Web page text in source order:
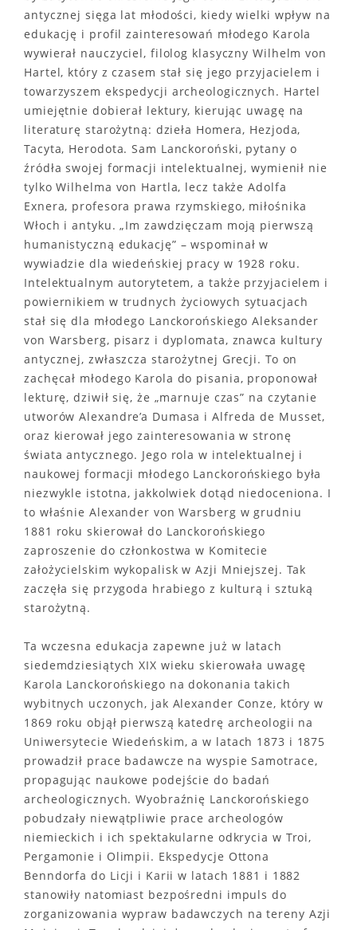
antycznej sięga lat młodości, kiedy wielki wpływ na
edukację i profil zainteresowań młodego Karola
wywierał nauczyciel, filolog klasyczny Wilhelm von
Hartel, który z czasem stał się jego przyjacielem i
towarzyszem ekspedycji archeologicznych. Hartel
umiejętnie dobierał lektury, kierując uwagę na
literaturę starożytną: dzieła Homera, Hezjoda,
Tacyta, Herodota. Sam Lanckoroński, pytany o
źródła swojej formacji intelektualnej, wymienił nie
tylko Wilhelma von Hartla, lecz także Adolfa
Exnera, profesora prawa rzymskiego, miłośnika
Włoch i antyku. „Im zawdzięczam moją pierwszą
humanistyczną edukację” – wspominał w
wywiadzie dla wiedeńskiej pracy w 1928 roku.
Intelektualnym autorytetem, a także przyjacielem i
powiernikiem w trudnych życiowych sytuacjach
stał się dla młodego Lanckorońskiego Aleksander
von Warsberg, pisarz i dyplomata, znawca kultury
antycznej, zwłaszcza starożytnej Grecji. To on
zachęcał młodego Karola do pisania, proponował
lekturę, dziwił się, że „marnuje czas” na czytanie
utworów Alexandre’a Dumasa i Alfreda de Musset,
oraz kierował jego zainteresowania w stronę
świata antycznego. Jego rola w intelektualnej i
naukowej formacji młodego Lanckorońskiego była
niezwykle istotna, jakkolwiek dotąd niedoceniona. I
to właśnie Alexander von Warsberg w grudniu
1881 roku skierował do Lanckorońskiego
zaproszenie do członkostwa w Komitecie
założycielskim wykopalisk w Azji Mniejszej. Tak
zaczęła się przygoda hrabiego z kulturą i sztuką
starożytną.
Ta wczesna edukacja zapewne już w latach
siedemdziesiątych XIX wieku skierowała uwagę
Karola Lanckorońskiego na dokonania takich
wybitnych uczonych, jak Alexander Conze, który w
1869 roku objął pierwszą katedrę archeologii na
Uniwersytecie Wiedeńskim, a w latach 1873 i 1875
prowadził prace badawcze na wyspie Samotrace,
propagując naukowe podejście do badań
archeologicznych. Wyobraźnię Lanckorońskiego
pobudzały niewątpliwie prace archeologów
niemieckich i ich spektakularne odkrycia w Troi,
Pergamonie i Olimpii. Ekspedycje Ottona
Benndorfa do Licji i Karii w latach 1881 i 1882
stanowiły natomiast bezpośredni impuls do
zorganizowania wypraw badawczych na tereny Azji